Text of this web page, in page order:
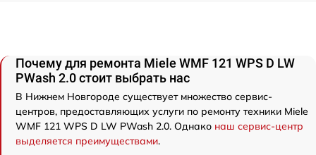
Почему для ремонта Miele WMF 121 WPS D LW
PWash 2.0 стоит выбрать нас
В Нижнем Новгороде существует множество сервис-
центров, предоставляющих услуги по ремонту техники Miele
WMF 121 WPS D LW PWash 2.0. Однако наш сервис-центр
выделяется преимуществами.